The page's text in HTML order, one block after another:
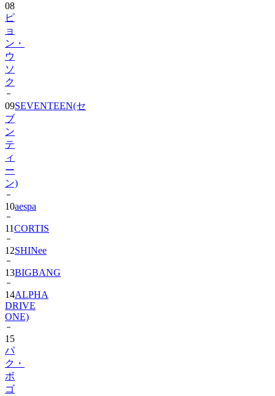
08
ピ
ョ
ン・
ウ
ソ
ク
09SEVENTEEN(セ
ブ
ン
テ
ィ
ー
ン)
10aespa
11CORTIS
12SHINee
13BIGBANG
14ALPHA
DRIVE
ONE)
15
パ
ク・
ボ
ゴ